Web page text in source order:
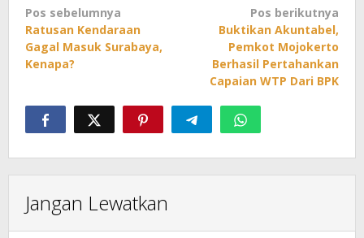
Navigasi
pos
Pos sebelumnya
Ratusan Kendaraan
Gagal Masuk Surabaya,
Kenapa?
Pos berikutnya
Buktikan Akuntabel,
Pemkot Mojokerto
Berhasil Pertahankan
Capaian WTP Dari BPK
Jangan Lewatkan